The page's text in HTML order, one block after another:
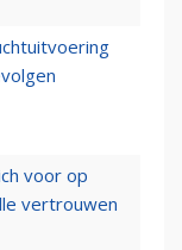
voor op
vertrouwen